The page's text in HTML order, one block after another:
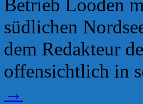
Betrieb Looden
südlichen
dem Redakteur
offensichtlich in
→